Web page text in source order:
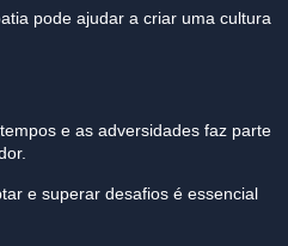
pode ajudar a criar uma cultura
e as adversidades faz parte
e superar desafios é essencial